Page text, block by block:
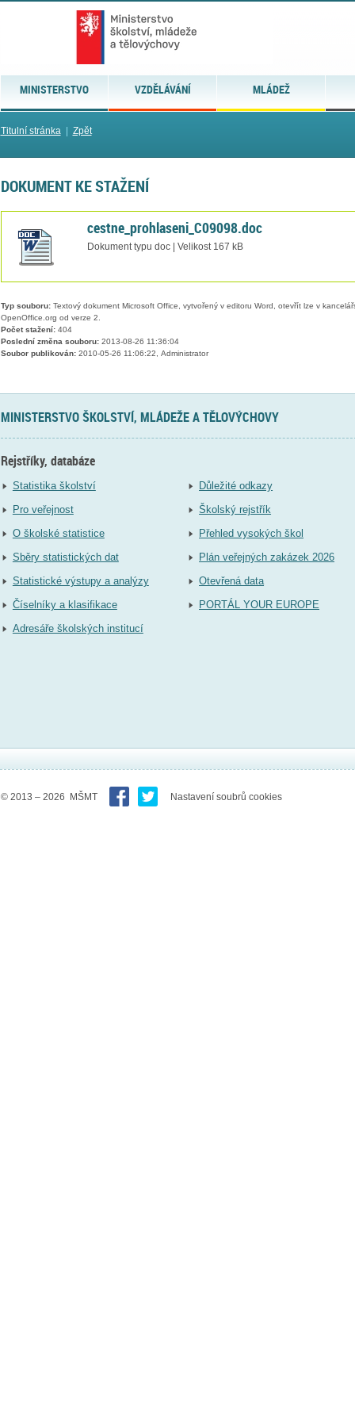
MINISTERSTVO VZDĚLÁVÁNÍ MLÁDEŽ
Titulní stránka| Zpět
DOKUMENT KE STAŽENÍ
cestne_prohlaseni_C09098.doc
Dokument typu doc | Velikost 167 kB
Typ souboru:Textový dokument Microsoft Office, vytvořený v editoru Word, otevřít lze v
OpenOffice.org od verze 2.
Počet stažení:404
Poslední změna souboru:2013-08-26 11:36:04
Soubor publikován:2010-05-26 11:06:22, Administrator
MINISTERSTVO ŠKOLSTVÍ, MLÁDEŽE A TĚLOVÝCHOVY
Rejstříky, databáze
Statistika školství
Pro veřejnost
O školské statistice
Sběry statistických dat
Statistické výstupy a analýzy
Číselníky a klasifikace
Adresáře školských institucí
Důležité odkazy
Školský rejstřík
Přehled vysokých škol
Plán veřejných zakázek 2026
Otevřená data
PORTÁL YOUR EUROPE
© 2013 – 2026 MŠMT Nastavení soubrů cookies